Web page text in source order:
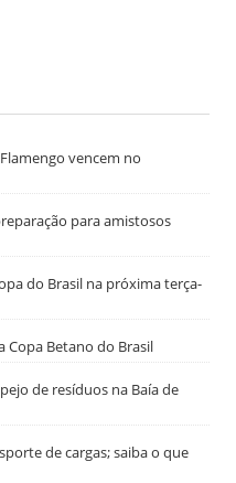
vencem no
para amistosos
do Brasil na próxima terça-
Copa Betano do Brasil
de resíduos na Baía de
de cargas; saiba o que